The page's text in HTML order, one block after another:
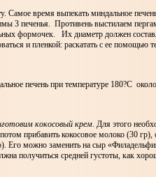
Самое время выпекать миндальное
3 печенья. Противень выстилаем
формочек. Их диаметр должен
и пленкой: раскатать с ее помощью
печень при температуре 180?С
кокосовый крем. Для этого
прибавить кокосовое молоко (30
Его можно заменить на сыр
получиться средней густоты, как